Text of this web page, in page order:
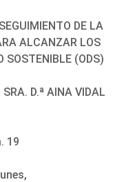
DE LA
ALCANZAR LOS
SOSTENIBLE (ODS)
D.ª AINA VIDAL
19